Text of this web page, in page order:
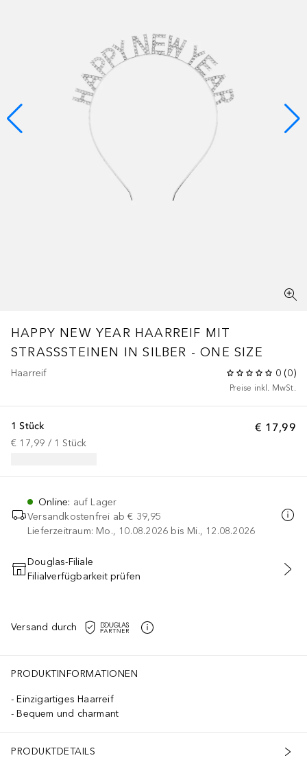
HAPPY NEW YEAR HAARREIF MIT
STRASSSTEINEN IN SILBER - ONE SIZE
Haarreif 0 (0)
Preise inkl. MwSt.
€ 17,99
1 Stück
€ 17,99 / 1 Stück
Online: auf Lager
Versandkostenfrei ab € 39,95
Lieferzeitraum: Mo., 10.08.2026 bis Mi., 12.08.2026
IN DEN WARENKORB
Douglas-Filiale
Filialverfügbarkeit prüfen
Versand durch
PRODUKTINFORMATIONEN
Einzigartiges Haarreif
Bequem und charmant
PRODUKTDETAILS